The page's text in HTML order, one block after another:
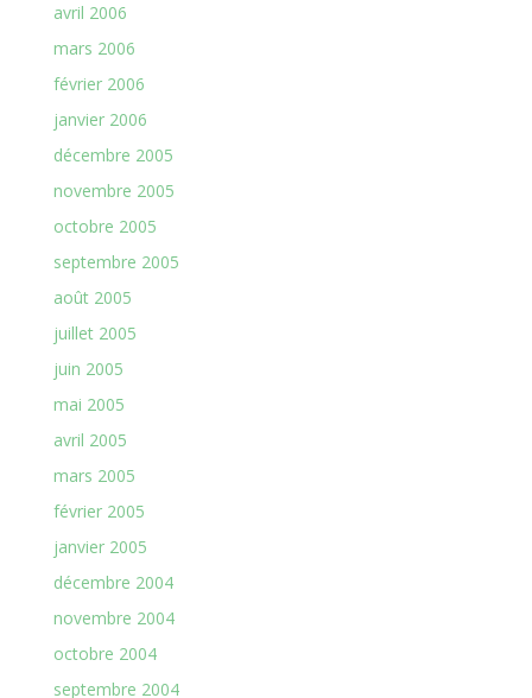
avril 2006
mars 2006
février 2006
janvier 2006
décembre 2005
novembre 2005
octobre 2005
septembre 2005
août 2005
juillet 2005
juin 2005
mai 2005
avril 2005
mars 2005
février 2005
janvier 2005
décembre 2004
novembre 2004
octobre 2004
septembre 2004